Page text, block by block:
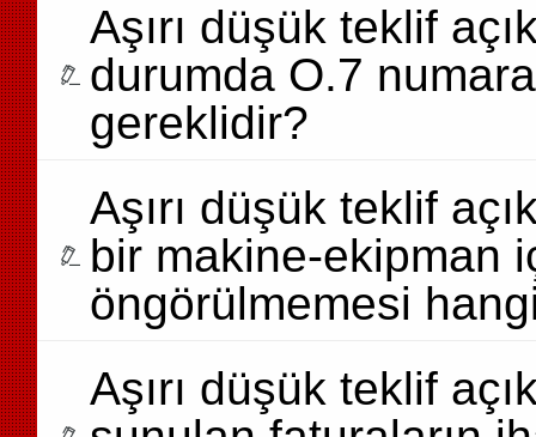
Aşırı düşük teklif
durumda O.7
gereklidir?
Aşırı düşük teklif
bir makine-ekipman
öngörülmemesi
Aşırı düşük teklif